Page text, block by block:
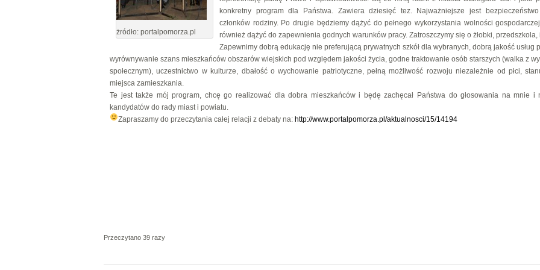
żródło: portalpomorza.pl
konkretny program dla Państwa. Zawiera dziesięć tez. Najważniejsze jest
członków rodziny. Po drugie będziemy dążyć do pełnego wykorzystania wolności
również dążyć do zapewnienia godnych warunków pracy. Zatroszczymy się o żłobki, przedszkola,
Zapewnimy dobrą edukację nie preferującą prywatnych szkół dla wybranych, dobrą jakość usług
wyrównywanie szans mieszkańców obszarów wiejskich pod względem jakości życia, godne traktowanie osób starszych (walka z
społecznym), uczestnictwo w kulturze, dbałość o wychowanie patriotyczne, pełną możliwość rozwoju niezależnie od płci,
miejsca zamieszkania.
Te jest także mój program, chcę go realizować dla dobra mieszkańców i będę zachęcał Państwa do głosowania na mnie i
kandydatów do rady miast i powiatu.
Zapraszamy do przeczytania całej relacji z debaty na: http://www.portalpomorza.pl/aktualnosci/15/14194
Przeczytano 39 razy